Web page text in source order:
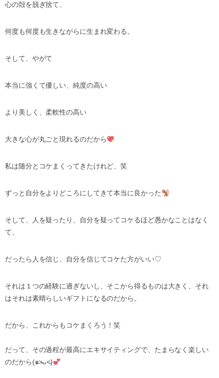
心の殻を脱ぎ捨て、
何度も何度も生きながらに生まれ変わる。
そして、やがて
本当に強くて優しい、純度の高い
より美しく、柔軟性の高い
大きな心が丸ごと現れるのだから
私は随分とコケまくってきたけれど、笑
ずっと自分をよりどころにしてきて本当に良かった
そして、人を疑ったり、自分を疑ってコケるほど愚かなことはなく
て、
だったら人を信じ、自分を信じてコケた方がいい♡
それは１つの経験に過ぎないし、そこから得るものは大きく、それ
はそれは素晴らしいギフトになるのだから。
だから、これからもコケまくろう！笑
だって、その過程が最高にエキサイティングで、たまらなく楽しい
のだから(๑˃̵ᴗ˂̵)